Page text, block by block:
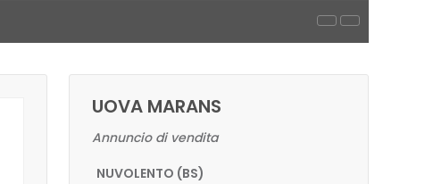
UOVA MARANS
Annuncio di vendita
NUVOLENTO (BS)